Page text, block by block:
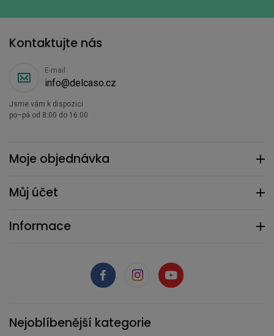
Moje objednávka
Můj účet
Informace
Kontaktujte nás
E-mail
info@delcaso.cz
Jsme vám k dispozici
po–pá od 8:00 do 16:00
Nejoblíbenější kategorie